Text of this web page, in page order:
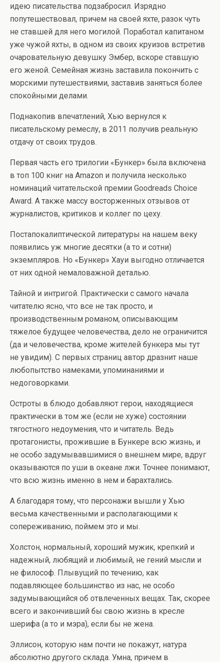
идею писательства подзабросил. Изрядно
попутешествовал, причем на своей яхте, разок чуть
не ставшей для него могилой. Поработал капитаном
уже чужой яхты, в одном из своих круизов встретив
очаровательную девушку Эмбер, вскоре ставшую
его женой. Семейная жизнь заставила покончить с
морскими путешествиями, заставив заняться более
спокойными делами.
Поднакопив впечатлений, Хью вернулся к
писательскому ремеслу, в 2011 получив реальную
отдачу от своих трудов.
Первая часть его трилогии «Бункер» была включена
в топ 100 книг на Amazon и получила несколько
номинаций читательской премии Goodreads Choice
Award. А также массу восторженных отзывов от
журналистов, критиков и коллег по цеху.
Постапокалиптической литературы на нашем веку
появились уж многие десятки (а то и сотни)
экземпляров. Но «Бункер» Хауи выгодно отличается
от них одной немаловажной деталью.
Тайной и интригой. Практически с самого начала
читателю ясно, что все не так просто, и
производственным романом, описывающим
тяжелое будущее человечества, дело не ограничится
(да и человечества, кроме жителей бункера мы тут
не увидим). С первых страниц автор дразнит наше
любопытство намеками, упоминаниями и
недоговорками.
Остроты в блюдо добавляют герои, находящиеся
практически в том же (если не хуже) состоянии
тягостного недоумения, что и читатель. Ведь
протагонисты, прожившие в Бункере всю жизнь, и
не особо задумывавшимися о внешнем мире, вдруг
оказываются по уши в океане лжи. Точнее понимают,
что всю жизнь именно в нем и барахтались.
А благодаря тому, что персонажи вышли у Хью
весьма качественными и располагающими к
сопереживанию, поймем это и мы.
Холстон, нормальный, хороший мужик, крепкий и
надежный, любящий и любимый, не гений мысли и
не философ. Плывущий по течению, как
подавляющее большинство из нас, не особо
задумывающийся об отвлеченных вещах. Так, скорее
всего и закончивший бы свою жизнь в кресле
шерифа (а то и мэра), если бы не жена.
Эллисон, которую нам почти не покажут, натура
абсолютно другого склада. Умна, причем в